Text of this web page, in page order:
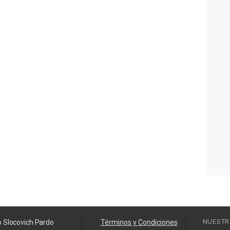
Slocovich Pardo Términos y Condiciones